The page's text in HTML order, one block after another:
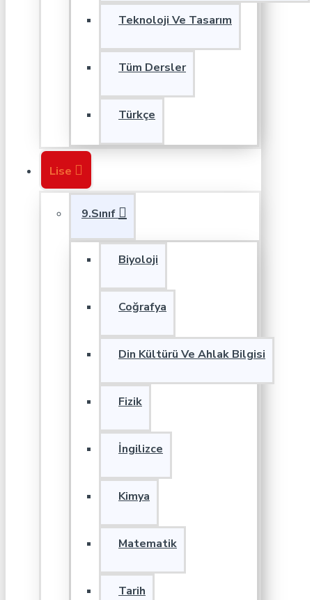
Teknoloji Ve Tasarım
Tüm Dersler
Türkçe
Lise
9.Sınıf
Biyoloji
Coğrafya
Din Kültürü Ve Ahlak Bilgisi
Fizik
İngilizce
Kimya
Matematik
Tarih